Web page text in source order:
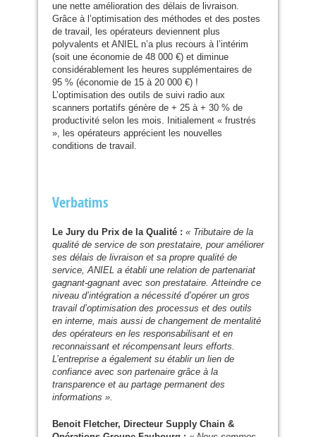
une nette amélioration des délais de livraison.
Grâce à l’optimisation des méthodes et des postes
de travail, les opérateurs deviennent plus
polyvalents et ANIEL n’a plus recours à l’intérim
(soit une économie de 48 000 €) et diminue
considérablement les heures supplémentaires de
95 % (économie de 15 à 20 000 €) !
L’optimisation des outils de suivi radio aux
scanners portatifs génère de + 25 à + 30 % de
productivité selon les mois. Initialement « frustrés
», les opérateurs apprécient les nouvelles
conditions de travail.
Verbatims
Le Jury du Prix de la Qualité : « Tributaire de la
qualité de service de son prestataire, pour améliorer
ses délais de livraison et sa propre qualité de
service,ANIEL a établi une relation de partenariat
gagnant-gagnant avec son prestataire. Atteindre ce
niveau d’intégration a nécessité d’opérer un gros
travail d’optimisation des processus et des outils
en interne, mais aussi de changement de mentalité
des opérateurs en les responsabilisant et en
reconnaissant et récompensant leurs efforts.
L’entreprise a également su établir un lien de
confiance avec son partenaire grâce à la
transparence et au partage permanent des
informations ».
Benoit Fletcher, Directeur Supply Chain &